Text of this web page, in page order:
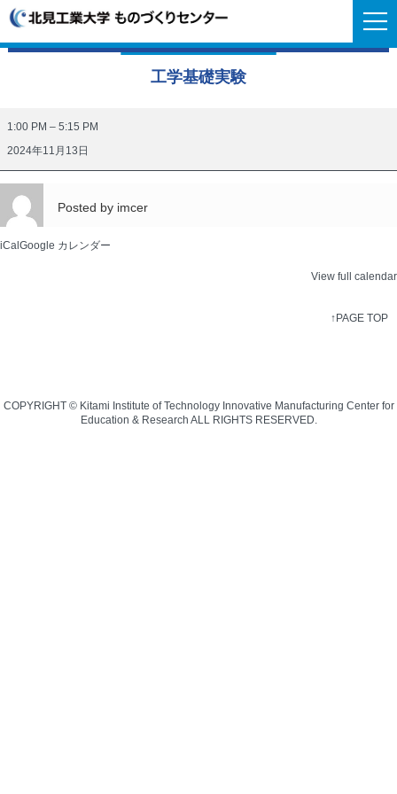
工学基礎実験
験
1:00 PM – 5:15 PM
2024年11月13日
Posted by imcer
iCal Google カレンダー
View full calendar
↑PAGE TOP
COPYRIGHT © Kitami Institute of Technology Innovative Manufacturing Center for
Education & Research ALL RIGHTS RESERVED.